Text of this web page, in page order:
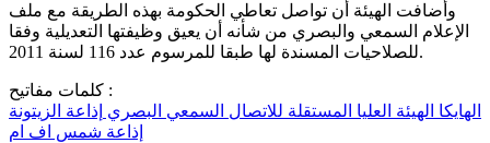
وأضافت الهيئة أن تواصل تعاطي الحكومة بهذه الطريقة مع ملف
الإعلام السمعي والبصري من شأنه أن يعيق وظيفتها التعديلية وفقا
للصلاحيات المسندة لها طبقا للمرسوم عدد 116 لسنة 2011.
كلمات مفاتيح :
الهايكا الهيئة العليا المستقلة للاتصال السمعي البصري إذاعة الزيتونة
إذاعة شمس اف ام